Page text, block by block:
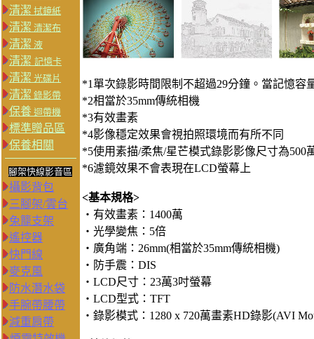
清潔 拭鏡紙
清潔 清潔布
清潔 液
清潔 記憶卡
清潔 光碟片
清潔 錄影帶
保養 迴帶機
標準贈品區
保養相關
腳架快線影音區
攝影背包
三腳架/雲台
兔籠支架
遙控器
快門線
麥克風
防水潛水袋
手腕帶腰帶
減重肩帶
*1單次錄影時間限制不超過29分鐘。當記憶容
*2相當於35mm傳統相機
*3有效畫素
*4影像穩定效果會視拍照環境而有所不同
*5使用素描/柔焦/星芒模式錄影影像尺寸為500
*6濾鏡效果不會表現在LCD螢幕上
<基本規格>
‧有效畫素：1400萬
‧光學變焦：5倍
‧廣角端：26mm(相當於35mm傳統相機)
‧防手震：DIS
‧LCD尺寸：23萬3吋螢幕
‧LCD型式：TFT
‧錄影模式：1280 x 720萬畫素HD錄影(AVI